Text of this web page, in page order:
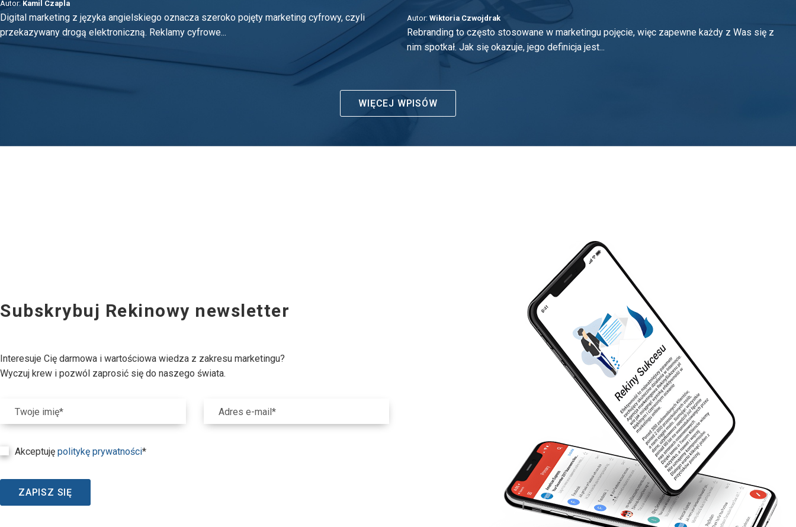
Autor:Kamil Czapla
Digital marketing z języka angielskiego oznacza szeroko pojęty marketing cyfrowy, czyli
przekazywany drogą elektroniczną. Reklamy cyfrowe...
Autor: Wiktoria Czwojdrak
Rebranding to często stosowane w marketingu pojęcie, więc zapewne każdy z Was się z
nim spotkał. Jak się okazuje, jego definicja jest...
WIĘCEJ WPISÓW
Subskrybuj Rekinowy newsletter
Interesuje Cię darmowa i wartościowa wiedza z zakresu marketingu?
Wyczuj krew i pozwól zaprosić się do naszego świata.
Twoje imię* Adres e-mail*
Akceptuję politykę prywatności*
ZAPISZ SIĘ